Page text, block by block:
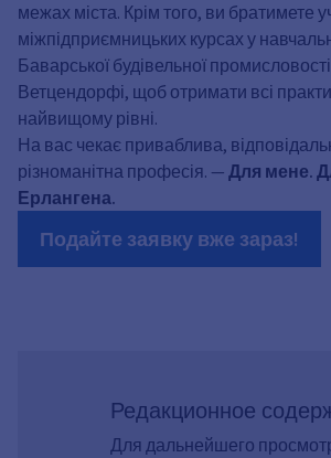
межах міста. Крім того, ви братимете
міжпідприємницьких курсах у
Баварської будівельної
Ветцендорфі, щоб отримати всі
найвищому рівні.
На вас чекає приваблива,
різноманітна професія. — Для мене.
Ерлангена.
Подайте заявку вже зараз!
Редакционное
Для дальнейшего